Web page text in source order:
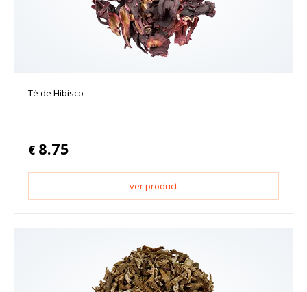
Té de Hibisco
€ 8.75
ver product